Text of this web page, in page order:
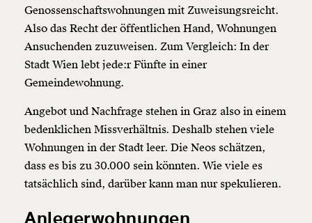
Veränderung
beginnt mit Dir!
unsere Wirtschaft so gestalten, dass sie für alle
Genossenschaftswohnungen mit Zuweisungsreicht.
Also das Recht der öffentlichen Hand, Wohnungen
Ansuchenden zuzuweisen. Zum Vergleich: In der
Stadt Wien lebt jede:r Fünfte in einer
Gemeindewohnung.
Angebot und Nachfrage stehen in Graz also in einem
bedenklichen Missverhältnis. Deshalb stehen viele
Wohnungen in der Stadt leer. Die Neos schätzen,
dass es bis zu 30.000 sein könnten. Wie viele es
tatsächlich sind, darüber kann man nur spekulieren.
Anlegerwohnungen